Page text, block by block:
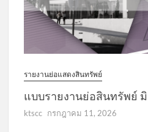
รายงานย่อแสดงสินทรัพย์
แบบรายงานย่อสินทรัพย์
ktscc กรกฎาคม 11, 2026